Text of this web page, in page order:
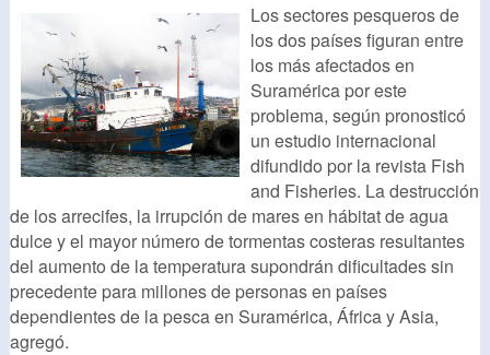
Los sectores pesqueros de
los dos países figuran entre
los más afectados en
Suramérica por este
problema, según pronosticó
un estudio internacional
difundido por la revista Fish
and Fisheries. La destrucción
de los arrecifes, la irrupción de mares en hábitat de agua
dulce y el mayor número de tormentas costeras resultantes
del aumento de la temperatura supondrán dificultades sin
precedente para millones de personas en países
dependientes de la pesca en Suramérica, África y Asia,
agregó.